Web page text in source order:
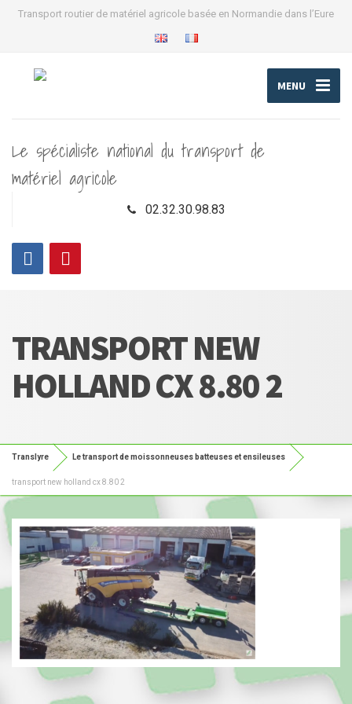
Transport routier de matériel agricole basée en Normandie dans l’Eure
MENU
Le spécialiste national du transport de
matériel agricole
02.32.30.98.83
TRANSPORT NEW
HOLLAND CX 8.80 2
Translyre Le transport de moissonneuses batteuses et ensileuses
transport new holland cx 8.80 2